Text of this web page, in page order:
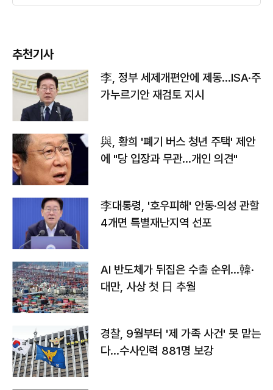
추천기사
李, 정부 세제개편안에 제동…ISA·주
가누르기안 재검토 지시
與, 황희 '폐기 버스 청년 주택' 제안
에 "당 입장과 무관…개인 의견"
李대통령, '호우피해' 안동·의성 관할
4개면 특별재난지역 선포
AI 반도체가 뒤집은 수출 순위…韓·
대만, 사상 첫 日 추월
경찰, 9월부터 '제 가족 사건' 못 맡는
다…수사인력 881명 보강